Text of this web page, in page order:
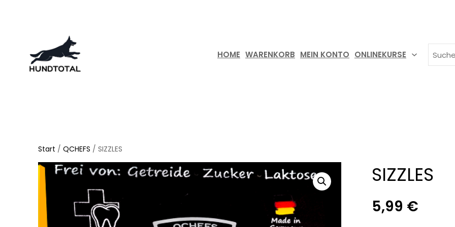
springen
HOME WARENKORB MEIN KONTO ONLINEKURSE
Start /QCHEFS / SIZZLES
SIZZLES
5,99 €